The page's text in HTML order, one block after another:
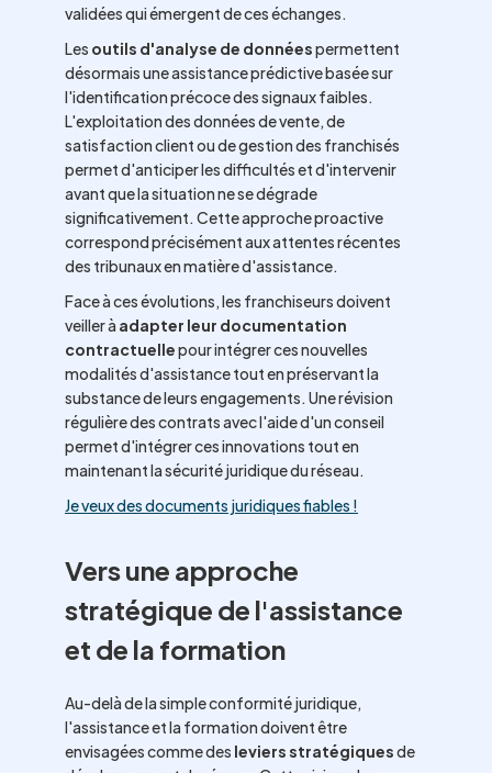
validées qui émergent de ces échanges.
Les outils d'analyse de donnéespermettent
désormais une assistance prédictive basée sur
l'identification précoce des signaux faibles.
L'exploitation des données de vente, de
satisfaction client ou de gestion des franchisés
permet d'anticiper les difficultés et d'intervenir
avant que la situation ne se dégrade
significativement. Cette approche proactive
correspond précisément aux attentes récentes
des tribunaux en matière d'assistance.
Face à ces évolutions, les franchiseurs doivent
veiller à adapter leur documentation
contractuellepour intégrer ces nouvelles
modalités d'assistance tout en préservant la
substance de leurs engagements. Une révision
régulière des contrats avec l'aide d'un conseil
permet d'intégrer ces innovations tout en
maintenant la sécurité juridique du réseau.
Je veux des documents juridiques fiables !
Vers une approche
stratégique de l'assistance
et de la formation
Au-delà de la simple conformité juridique,
l'assistance et la formation doivent être
envisagées comme des leviers stratégiquesde